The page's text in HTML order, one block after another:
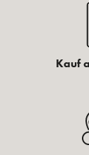
Kauf